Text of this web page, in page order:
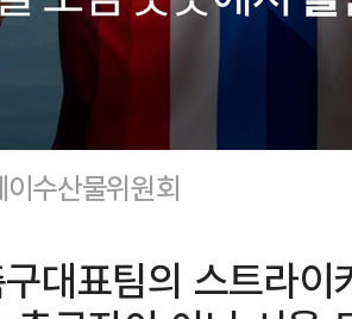
수산물위원회
대표팀의 스트라